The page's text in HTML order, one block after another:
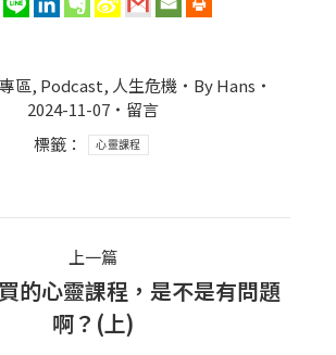
區, Podcast, 人生危機 ByHans
2024-11-07
留言
標籤：
心靈課程
上一篇
上
一
的心靈課程，是不是有問題
啊？(上)